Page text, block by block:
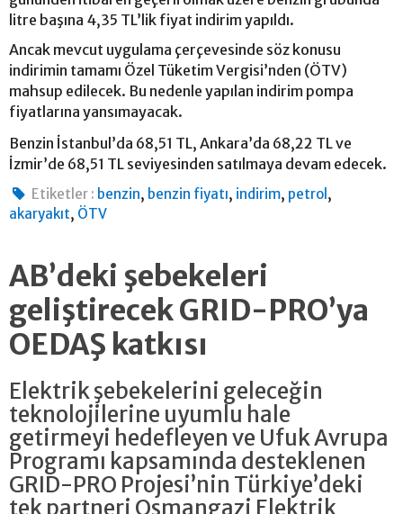
litre başına 4,35 TL’lik fiyat indirim yapıldı.
Ancak mevcut uygulama çerçevesinde söz konusu
indirimin tamamı Özel Tüketim Vergisi’nden (ÖTV)
mahsup edilecek. Bu nedenle yapılan indirim pompa
fiyatlarına yansımayacak.
Benzin İstanbul’da 68,51 TL, Ankara’da 68,22 TL ve
İzmir’de 68,51 TL seviyesinden satılmaya devam edecek.
Etiketler : benzin, benzin fiyatı, indirim, petrol ,
akaryakıt, ÖTV
AB’deki şebekeleri
geliştirecek GRID-PRO’ya
OEDAŞ katkısı
Elektrik şebekelerini geleceğin
teknolojilerine uyumlu hale
getirmeyi hedefleyen ve Ufuk Avrupa
Programı kapsamında desteklenen
GRID-PRO Projesi’nin Türkiye’deki
tek partneri Osmangazi Elektrik